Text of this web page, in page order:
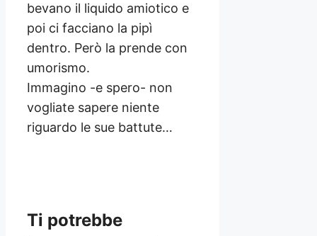
bevano il liquido amiotico e
poi ci facciano la pipì
dentro. Però la prende con
umorismo.
Immagino -e spero- non
vogliate sapere niente
riguardo le sue battute…
Ti potrebbe